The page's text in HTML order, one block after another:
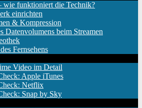
wie funktioniert die Technik?
einrichten
& Kompression
Datenvolumens beim Streamen
Fernsehens
Video im Detail
Apple iTunes
Netflix
Snap by Sky